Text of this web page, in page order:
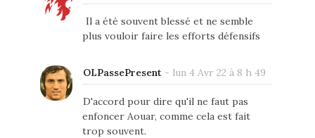
Il a été souvent blessé et ne semble
plus vouloir faire les efforts défensifs
OLPassePresent- lun 4 Avr 22 à 8 h 49
D'accord pour dire qu'il ne faut pas
enfoncer Aouar, comme cela est fait
trop souvent.